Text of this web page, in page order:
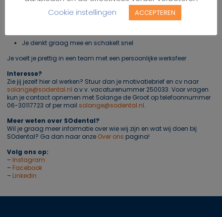
Vriendelijk, collegiaal, representatief en gastvrij
Je denkt graag mee en schakelt snel
Je voelt je prettig in een team met een persoonlijke werksfeer
Interesse?
Zie jij jezelf hier al werken? Stuur dan je motivatiebrief en cv naar
solange@sodental.nl o.v.v. vacaturenummer 250033. Voor vragen
kun je contact opnemen met Solange de Groot op telefoonnummer
06-30117723 of per mail solange@sodental.nl.
Meer weten over SOdental?
Wil je graag meer informatie over wie wij zijn en wat wij doen bij
SOdental? Ga dan naar onze Over ons pagina!
Volg ons op:
– Instagram
– Facebook
– LinkedIn
Cookie instellingen
ACCEPTEREN